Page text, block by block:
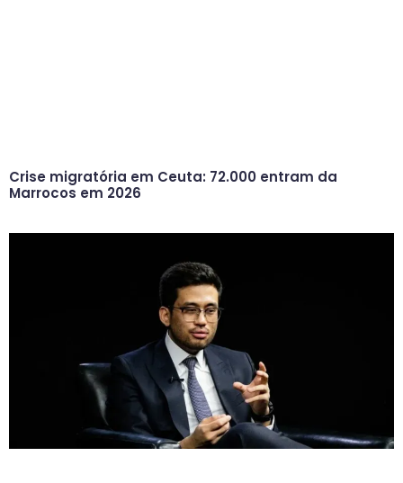
Crise migratória em Ceuta: 72.000 entram da
Marrocos em 2026